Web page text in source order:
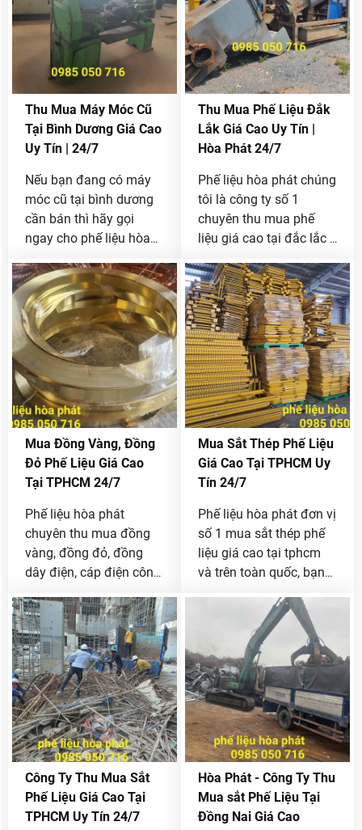
khới lượng lớn không
giới hạn giá thì cao nhất
thị trường .
Thu Mua Máy Móc Cũ
Tại Bình Dương Giá Cao
Uy Tín | 24/7
Nếu bạn đang có máy
móc cũ tại bình dương
cần bán thì hãy gọi
ngay cho phế liệu hòa
Hotline[ 0985 050 716 ]
để được thanh lý máy
móc cũ với giá tốt nhất
thị trường.
Thu Mua Phế Liệu Đắk
Lắk Giá Cao Uy Tín |
Hòa Phát 24/7
Phế liệu hòa phát chúng
tôi là công ty số 1
chuyên thu mua phế
liệu giá cao tại đắc lắc ,
doanh nghiệp đang có
phế liệu cần bán hãy
liên hệ ngay với chúng
tôi qua Hotline0985
050 716để báo giá tốt
nhất thị trường .
Mua Đồng Vàng, Đồng
Đỏ Phế Liệu Giá Cao
Tại TPHCM 24/7
Phế liệu hòa phát
chuyên thu mua đồng
vàng, đồng đỏ, đồng
dây điện, cáp điện công
và các tỉnh lân cận, bạn
đang có đồng phế liệu
muốn bán được giá cao
thì liên hệ ngay với
chúng tôi [ 0985 050
716 ]
Mua Sắt Thép Phế Liệu
Giá Cao Tại TPHCM Uy
Tín 24/7
Phế liệu hòa phát đơn vị
số 1 mua sắt thép phế
liệu giá cao tại tphcm
và trên toàn quốc, bạn
thép cần bán liên hệ
ngay với chúng tôi qua
Hotline 0985 050 716
để được báo giá nhanh.
Công Ty Thu Mua Sắt
Phế Liệu Giá Cao Tại
TPHCM Uy Tín 24/7
Hòa Phát - Công Ty Thu
Mua sắt Phế Liệu Tại
Đồng Nai Giá Cao